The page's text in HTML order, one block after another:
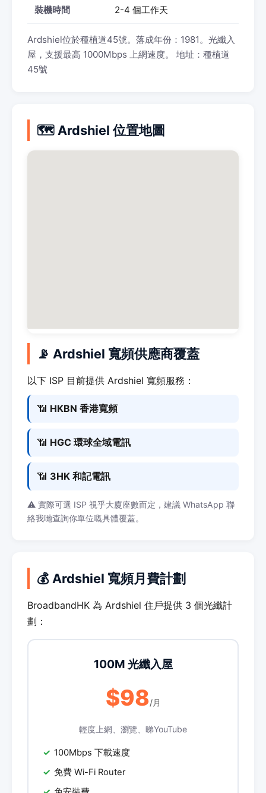
裝機時間 2-4 個工作天
Ardshiel位於種植道45號。落成年份：1981。光纖入
屋，支援最高 1000Mbps 上網速度。 地址：種植道
45號
🗺️ Ardshiel 位置地圖
📡 Ardshiel 寬頻供應商覆蓋
以下 ISP 目前提供 Ardshiel 寬頻服務：
📶 HKBN 香港寬頻
📶 HGC 環球全域電訊
📶 3HK 和記電訊
⚠️ 實際可選 ISP 視乎大廈座數而定，建議 WhatsApp 聯
絡我哋查詢你單位嘅具體覆蓋。
💰 Ardshiel 寬頻月費計劃
BroadbandHK 為 Ardshiel 住戶提供 3 個光纖計
劃：
100M 光纖入屋
$98/月
輕度上網、瀏覽、睇YouTube
100Mbps 下載速度
免費 Wi-Fi Router